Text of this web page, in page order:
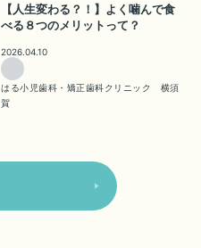
【人生変わる？！】よく噛んで食
べる８つのメリットって？
2026.04.10
はる小児歯科・矯正歯科クリニック 横須
賀